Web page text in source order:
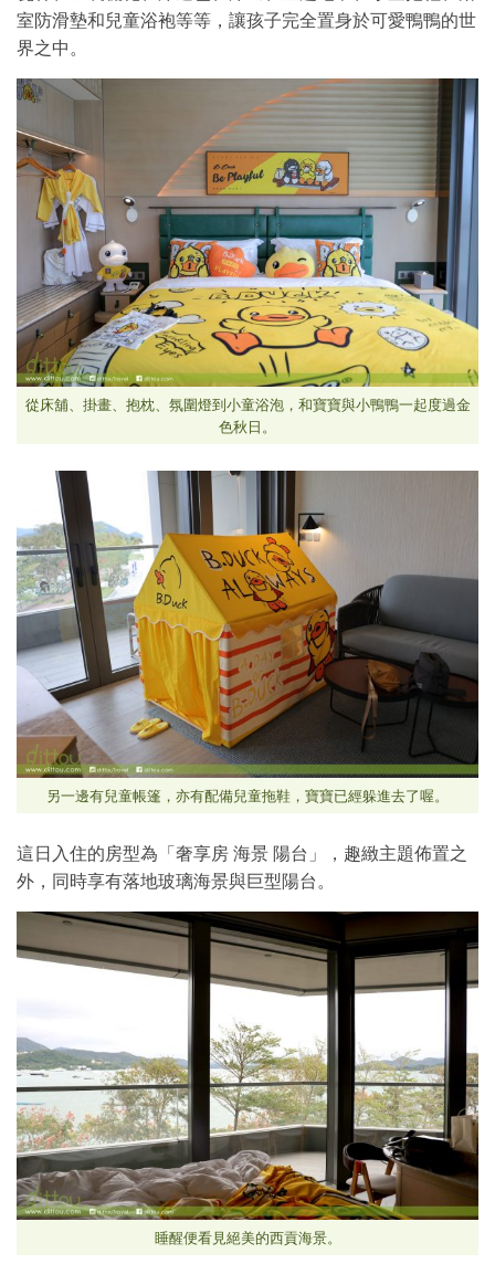
室防滑墊和兒童浴袍等等，讓孩子完全置身於可愛鴨鴨的世
界之中。
從床舖、掛畫、抱枕、氛圍燈到小童浴泡，和寶寶與小鴨鴨一起度過金
色秋日。
另一邊有兒童帳篷，亦有配備兒童拖鞋，寶寶已經躲進去了喔。
這日入住的房型為「奢享房 海景 陽台」，趣緻主題佈置之
外，同時享有落地玻璃海景與巨型陽台。
睡醒便看見絕美的西貢海景。